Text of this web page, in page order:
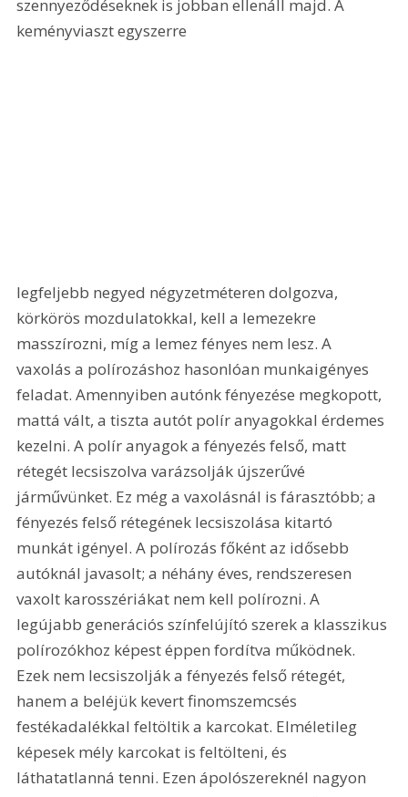
szennyeződéseknek is jobban ellenáll majd. A
keményviaszt egyszerre
legfeljebb negyed négyzetméteren dolgozva,
körkörös mozdulatokkal, kell a lemezekre
masszírozni, míg a lemez fényes nem lesz. A
vaxolás a polírozáshoz hasonlóan munkaigényes
feladat. Amennyiben autónk fényezése megkopott,
mattá vált, a tiszta autót polír anyagokkal érdemes
kezelni. A polír anyagok a fényezés felső, matt
rétegét lecsiszolva varázsolják újszerűvé
járművünket. Ez még a vaxolásnál is fárasztóbb; a
fényezés felső rétegének lecsiszolása kitartó
munkát igényel. A polírozás főként az idősebb
autóknál javasolt; a néhány éves, rendszeresen
vaxolt karosszériákat nem kell polírozni. A
legújabb generációs színfelújító szerek a klasszikus
polírozókhoz képest éppen fordítva működnek.
Ezek nem lecsiszolják a fényezés felső rétegét,
hanem a beléjük kevert finomszemcsés
festékadalékkal feltöltik a karcokat. Elméletileg
képesek mély karcokat is feltölteni, és
láthatatlanná tenni. Ezen ápolószereknél nagyon